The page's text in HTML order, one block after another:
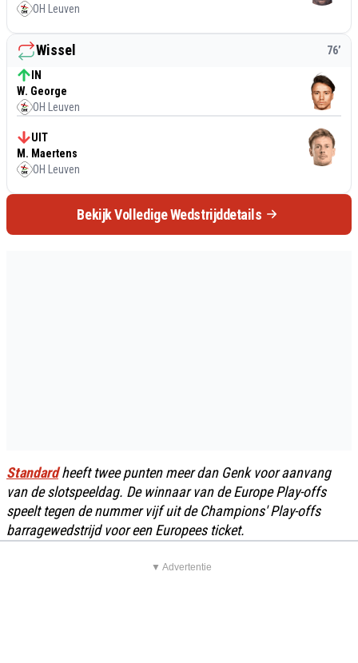
OH Leuven
Wissel 76’
IN
W. George
OH Leuven
UIT
M. Maertens
OH Leuven
Bekijk Volledige Wedstrijddetails
Standardheeft twee punten meer dan Genk voor aanvang
van de slotspeeldag. De winnaar van de Europe Play-offs
speelt tegen de nummer vijf uit de Champions' Play-offs
barragewedstrijd voor een Europees ticket.
▼ Advertentie